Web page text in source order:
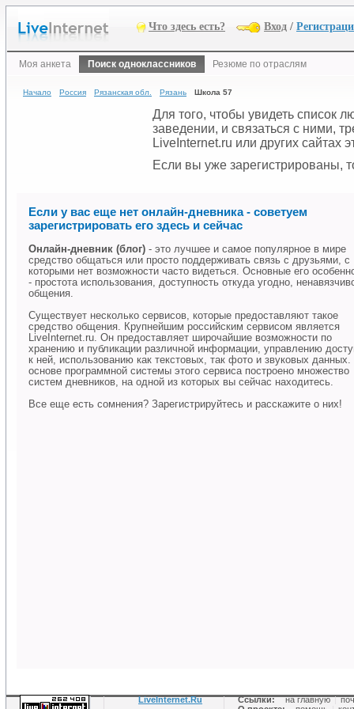
Что здесь есть? Вход /
Моя анкета Поиск одноклассников Резюме по отраслям
Начало Россия Рязанская обл. Рязань Школа 57
Для того, чтобы увидеть список
заведении, и связаться с ними,
LiveInternet.ru или других сайтах
Если вы уже зарегистрированы,
Если у вас еще нет онлайн-дневника - советуем
зарегистрировать его здесь и сейчас
Онлайн-дневник (блог) - это лучшее и самое популярное в мире
средство общаться или просто поддерживать связь с друзьями, с
которыми нет возможности часто видеться. Основные его
- простота использования, доступность откуда угодно,
общения.
Существует несколько сервисов, которые предоставляют такое
средство общения. Крупнейшим российским сервисом является
LiveInternet.ru. Он предоставляет широчайшие возможности по
хранению и публикации различной информации, управлению
к ней, использованию как текстовых, так фото и звуковых
основе программной системы этого сервиса построено множество
систем дневников, на одной из которых вы сейчас находитесь.
Все еще есть сомнения? Зарегистрируйтесь и расскажите о них!
LiveInternet.Ru Ссылки: на главную |